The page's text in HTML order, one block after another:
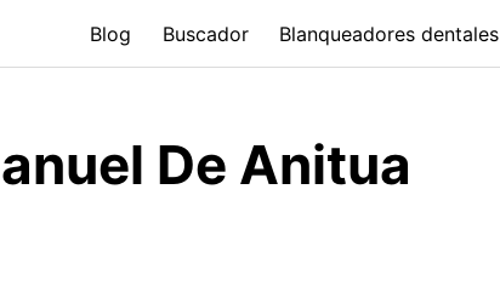
Blog Buscador Blanqueadores dentales
De Anitua